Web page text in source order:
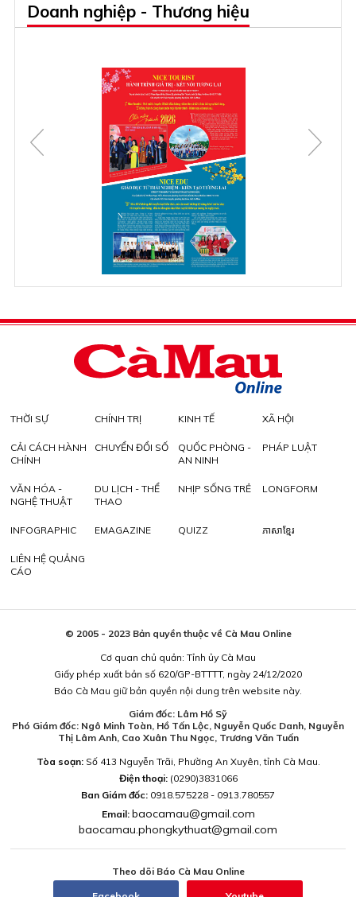
Doanh nghiệp - Thương hiệu
THỜI SỰ CHÍNH TRỊ KINH TẾ XÃ HỘI
CẢI CÁCH HÀNH
CHÍNH
CHUYỂN ĐỔI SỐ
QUỐC PHÒNG -
AN NINH
PHÁP LUẬT
VĂN HÓA -
NGHỆ THUẬT
DU LỊCH - THỂ
THAO
NHỊP SỐNG TRẺ LONGFORM
INFOGRAPHIC EMAGAZINE QUIZZ ភាសាខ្មែរ
LIÊN HỆ QUẢNG
CÁO
© 2005 - 2023 Bản quyền thuộc về Cà Mau Online
Cơ quan chủ quản: Tỉnh ủy Cà Mau
Giấy phép xuất bản số 620/GP-BTTTT, ngày 24/12/2020
Báo Cà Mau giữ bản quyền nội dung trên website này.
Giám đốc: Lâm Hồ Sỹ
Phó Giám đốc: Ngô Minh Toàn, Hồ Tấn Lộc, Nguyễn Quốc Danh, Nguyễn
Thị Lâm Anh, Cao Xuân Thu Ngọc, Trương Văn Tuấn
Tòa soạn:Số 413 Nguyễn Trãi, Phường An Xuyên, tỉnh Cà Mau.
Điện thoại: (0290)3831066
Ban Giám đốc: 0918.575228 - 0913.780557
Email: baocamau@gmail.com
baocamau.phongkythuat@gmail.com
Theo dõi Báo Cà Mau Online